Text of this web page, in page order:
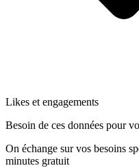
Likes et engagements
Besoin de ces données pour
On échange sur vos besoins
minutes gratuit